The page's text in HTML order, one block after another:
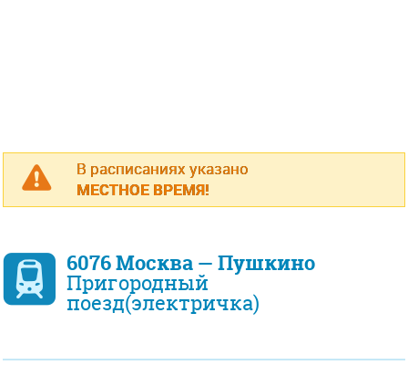
В расписаниях указано
МЕСТНОЕ ВРЕМЯ!
6076 Москва — Пушкино
Пригородный
поезд(электричка)